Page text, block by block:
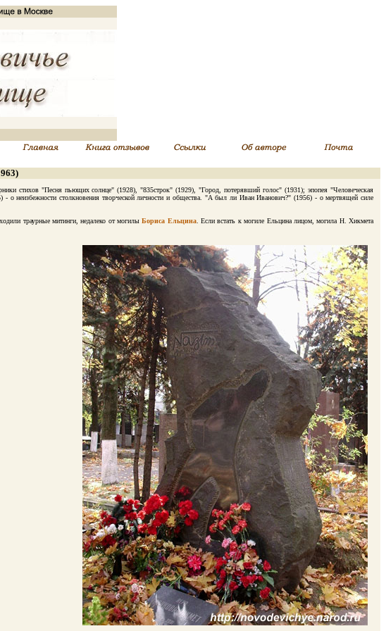
стихов "Песня пьющих солнце" (1928), "835строк" (1929), "Город, потерявший голос" (1931); эпопея "Человеческая
неизбежности столкновения творческой личности и общества. "А был ли Иван Иванович?" (1956) - о мертвящей силе
траурные митинги, недалеко от могилыБориса Ельцина. Если встать к могиле Ельцина лицом, могила Н. Хикмета